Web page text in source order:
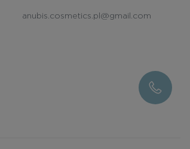
anubis.cosmetics.pl@gmail.com